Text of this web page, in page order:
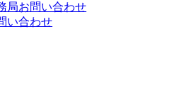
局お問い合わせ
い合わせ